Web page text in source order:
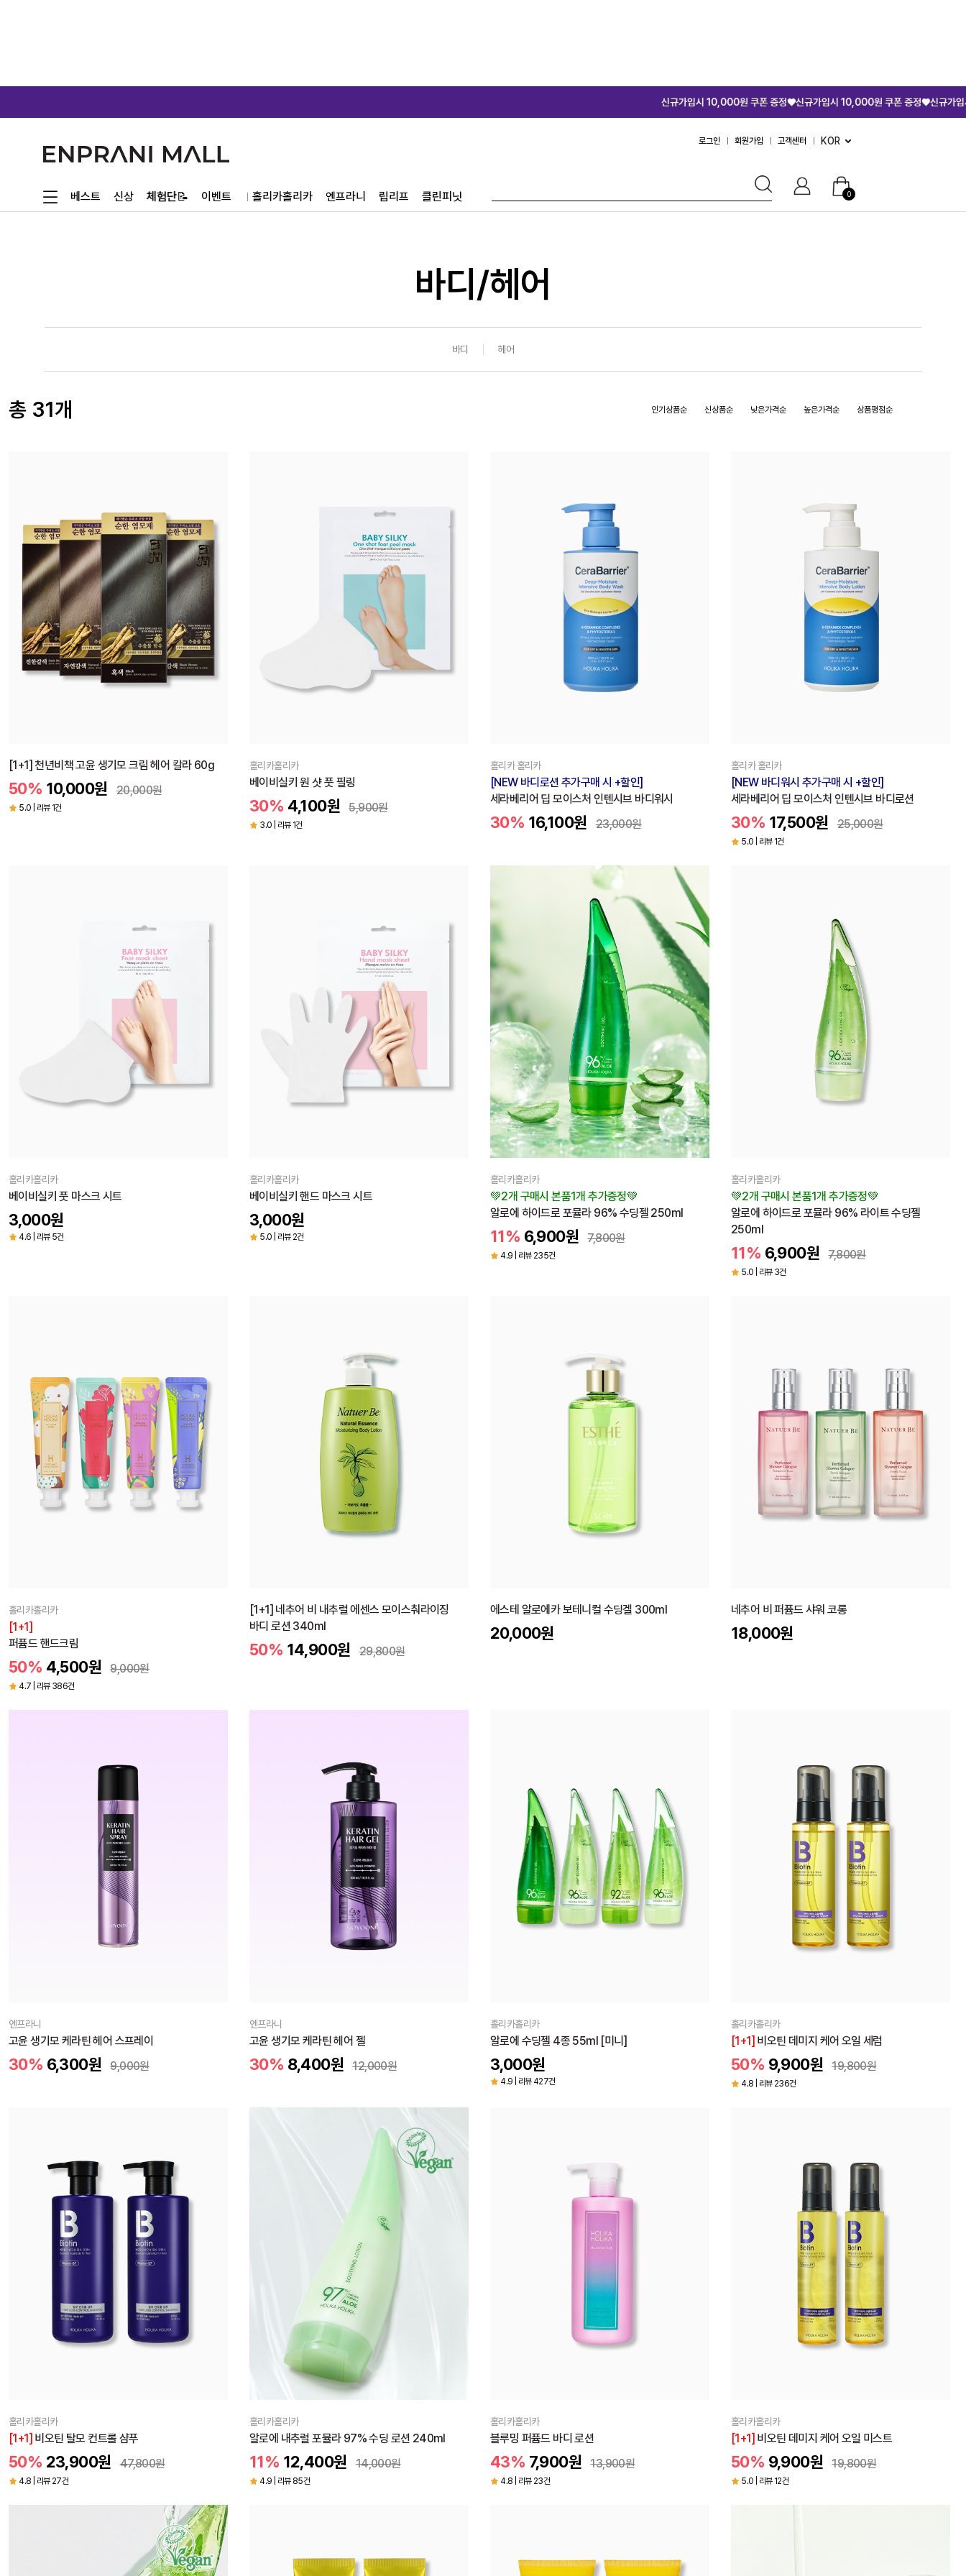
신규가입시 10,000원 쿠폰 증정♥신규가입시 10,000원 쿠폰 증정♥신규가입시 10,000원
로그인 회원가입 고객센터 KOR
베스트 신상 체험단📝 이벤트 홀리카홀리카 엔프라니 립리프 클린피닛 0
바디/헤어
바디 헤어
총 31개 인기상품순 신상품순 낮은가격순 높은가격순 상품평점순
[1+1] 천년비책 고윤 생기모 크림 헤어 칼라 60g
50% 10,000원 20,000원
5.0 | 리뷰 1건
홀리카홀리카
베이비실키 원 샷 풋 필링
30% 4,100원 5,900원
3.0 | 리뷰 1건
홀리카 홀리카
[NEW 바디로션 추가구매 시 +할인]
세라베리어 딥 모이스처 인텐시브 바디워시
30% 16,100원 23,000원
홀리카 홀리카
[NEW 바디워시 추가구매 시 +할인]
세라베리어 딥 모이스처 인텐시브 바디로션
30% 17,500원 25,000원
5.0 | 리뷰 1건
홀리카홀리카
베이비실키 풋 마스크 시트
3,000원
4.6 | 리뷰 5건
홀리카홀리카
베이비실키 핸드 마스크 시트
3,000원
5.0 | 리뷰 2건
홀리카홀리카
💚2개 구매시 본품1개 추가증정💚
알로에 하이드로 포뮬라 96% 수딩젤 250ml
11% 6,900원 7,800원
4.9 | 리뷰 235건
홀리카홀리카
💚2개 구매시 본품1개 추가증정💚
알로에 하이드로 포뮬라 96% 라이트 수딩젤
250ml
11% 6,900원 7,800원
5.0 | 리뷰 3건
홀리카홀리카
[1+1]
퍼퓸드 핸드크림
50% 4,500원 9,000원
4.7 | 리뷰 386건
[1+1] 네추어 비 내추럴 에센스 모이스춰라이징
바디 로션 340ml
50% 14,900원 29,800원
에스테 알로에카 보테니컬 수딩겔 300ml
20,000원
네추어 비 퍼퓸드 샤워 코롱
18,000원
엔프라니
고윤 생기모 케라틴 헤어 스프레이
30% 6,300원 9,000원
엔프라니
고윤 생기모 케라틴 헤어 젤
30% 8,400원 12,000원
홀리카홀리카
알로에 수딩젤 4종 55ml [미니]
3,000원
4.9 | 리뷰 427건
홀리카홀리카
[1+1] 비오틴 데미지 케어 오일 세럼
50% 9,900원 19,800원
4.8 | 리뷰 236건
홀리카홀리카
[1+1] 비오틴 탈모 컨트롤 샴푸
50% 23,900원 47,800원
4.8 | 리뷰 27건
홀리카홀리카
알로에 내추럴 포뮬라 97% 수딩 로션 240ml
11% 12,400원 14,000원
4.9 | 리뷰 85건
홀리카홀리카
블루밍 퍼퓸드 바디 로션
43% 7,900원 13,900원
4.8 | 리뷰 23건
홀리카홀리카
[1+1] 비오틴 데미지 케어 오일 미스트
50% 9,900원 19,800원
5.0 | 리뷰 12건